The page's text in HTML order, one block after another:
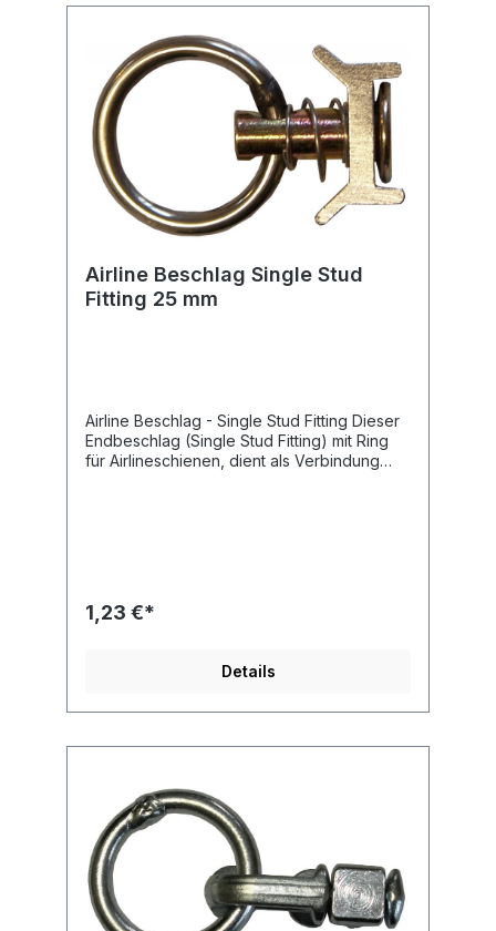
Airline Beschlag Single Stud
Fitting 25 mm
Airline Beschlag - Single Stud Fitting Dieser
Endbeschlag (Single Stud Fitting) mit Ring
für Airlineschienen, dient als Verbindung
mm Bruchlast 1.800 daN
1,23 €*
Details